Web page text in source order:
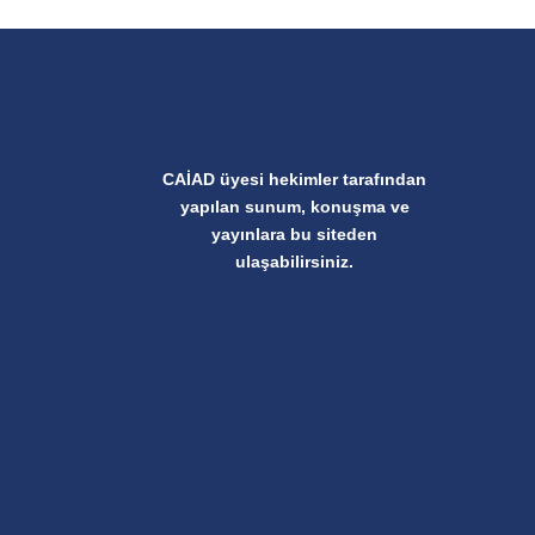
CAİAD üyesi hekimler tarafından
yapılan sunum, konuşma ve
yayınlara bu siteden
ulaşabilirsiniz.